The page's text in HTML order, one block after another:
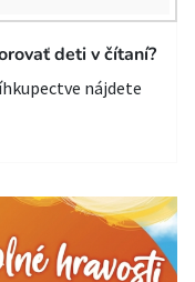
deti v čítaní?
nájdete